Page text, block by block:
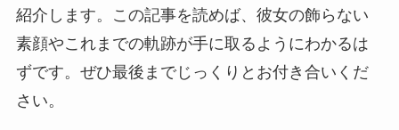
紹介します。この記事を読めば、彼女の飾らない
素顔やこれまでの軌跡が手に取るようにわかるは
ずです。ぜひ最後までじっくりとお付き合いくだ
さい。